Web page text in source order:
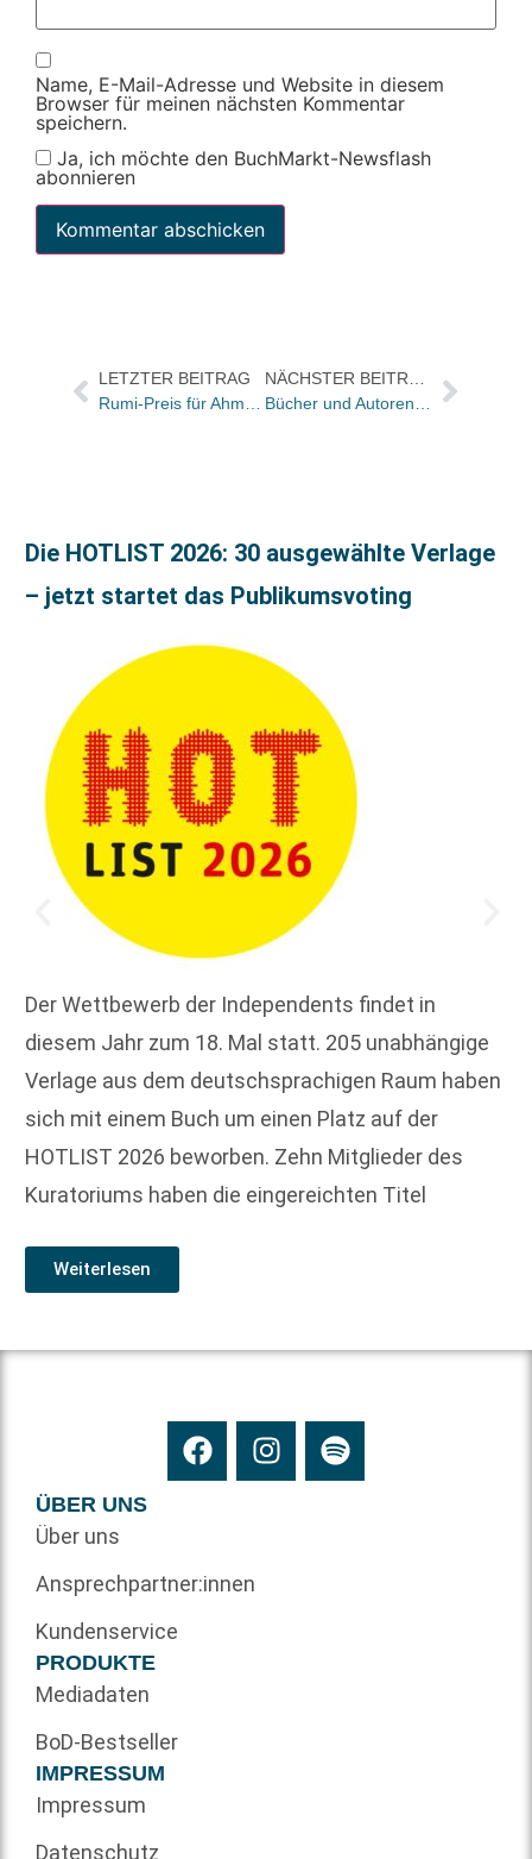
Name, E-Mail-Adresse und Website in diesem
Browser für meinen nächsten Kommentar
speichern.
Ja, ich möchte den BuchMarkt-Newsflash
abonnieren
LETZTER BEITRAG
Die HOTLIST 2026: 30 ausgewählte Verlage
– jetzt startet das Publikumsvoting
Der Wettbewerb der Independents findet in
diesem Jahr zum 18. Mal statt. 205 unabhängige
Verlage aus dem deutschsprachigen Raum haben
sich mit einem Buch um einen Platz auf der
HOTLIST 2026 beworben. Zehn Mitglieder des
Kuratoriums haben die eingereichten Titel
Weiterlesen
ÜBER UNS
Über uns
Ansprechpartner:innen
Kundenservice
PRODUKTE
Mediadaten
BoD-Bestseller
IMPRESSUM
Impressum
Datenschutz